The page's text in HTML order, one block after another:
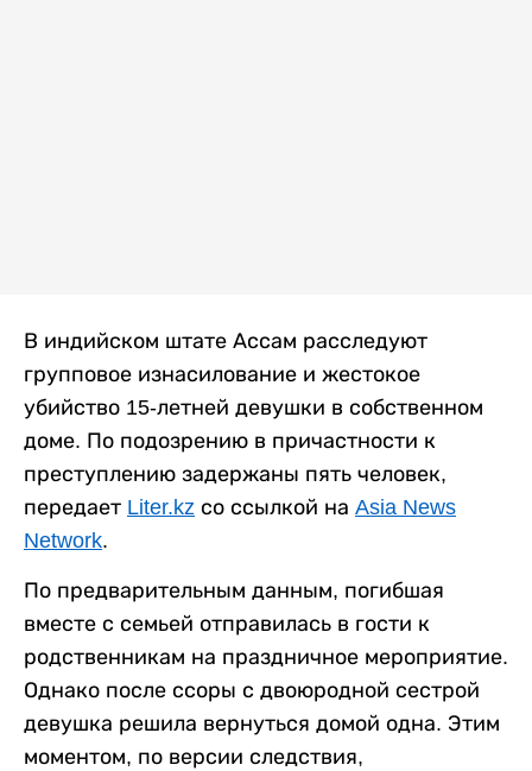
В индийском штате Ассам расследуют
групповое изнасилование и жестокое
убийство 15-летней девушки в собственном
доме. По подозрению в причастности к
преступлению задержаны пять человек,
передает Liter.kz со ссылкой на Asia News
Network.
По предварительным данным, погибшая
вместе с семьей отправилась в гости к
родственникам на праздничное мероприятие.
Однако после ссоры с двоюродной сестрой
девушка решила вернуться домой одна. Этим
моментом, по версии следствия,